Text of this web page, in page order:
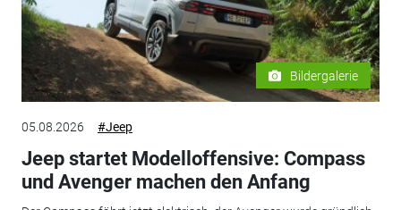
Bildergalerie
05.08.2026 #Jeep
Jeep startet Modelloffensive: Compass
und Avenger machen den Anfang